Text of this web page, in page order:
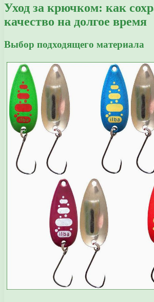
Уход за крючком: как
качество на долгое время
Выбор подходящего материала